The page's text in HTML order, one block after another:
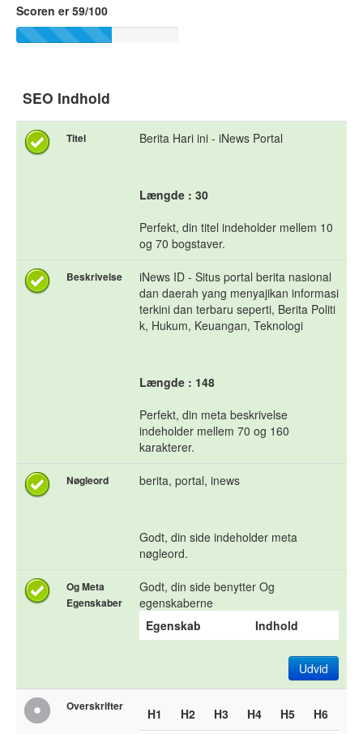
Scoren er 59/100
SEO Indhold
Titel Berita Hari ini - iNews Portal
Længde : 30
Perfekt, din titel indeholder mellem 10
og 70 bogstaver.
Beskrivelse
iNews ID - Situs portal berita nasional
dan daerah yang menyajikan informasi
terkini dan terbaru seperti, Berita Politi
k, Hukum, Keuangan, Teknologi
Længde : 148
Perfekt, din meta beskrivelse
indeholder mellem 70 og 160
karakterer.
Nøgleord berita, portal, inews
Godt, din side indeholder meta
nøgleord.
Og Meta
Egenskaber
Godt, din side benytter Og
egenskaberne
Egenskab
Indhold
Udvid
Overskrifter H1 H2 H3 H4 H5 H6